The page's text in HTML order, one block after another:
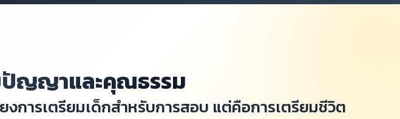
ญญาและคุณธรรม
งการเตรียมเด็กสำหรับการสอบ แต่คือการเตรียมชีวิต